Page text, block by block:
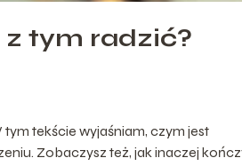
z tym radzić?
tym tekście wyjaśniam, czym jest
Zobaczysz też, jak inaczej